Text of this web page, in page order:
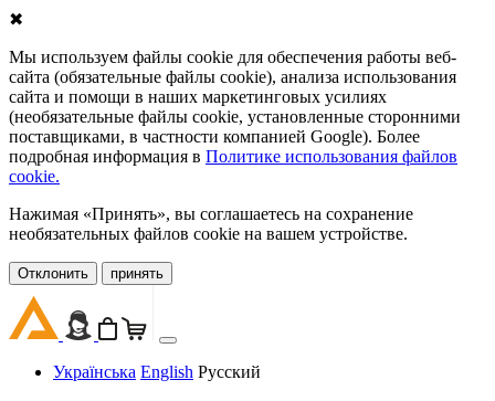
✖
Мы используем файлы cookie для обеспечения работы веб-
сайта (обязательные файлы cookie), анализа использования
сайта и помощи в наших маркетинговых усилиях
(необязательные файлы cookie, установленные сторонними
поставщиками, в частности компанией Google). Более
подробная информация в Политике использования файлов
cookie.
Нажимая «Принять», вы соглашаетесь на сохранение
необязательных файлов cookie на вашем устройстве.
Oтклонить принять
Українська English Русский